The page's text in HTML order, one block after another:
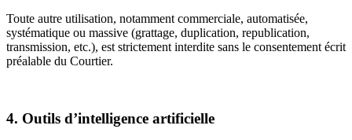
Toute autre utilisation, notamment commerciale, automatisée,
systématique ou massive (grattage, duplication, republication,
transmission, etc.), est strictement interdite sans le consentement écrit
préalable du Courtier.
4. Outils d’intelligence artificielle